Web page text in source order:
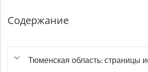
Содержание
Тюменская область: страницы